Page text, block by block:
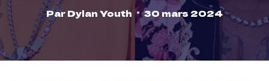
ParDylan Youth 30 mars 2024